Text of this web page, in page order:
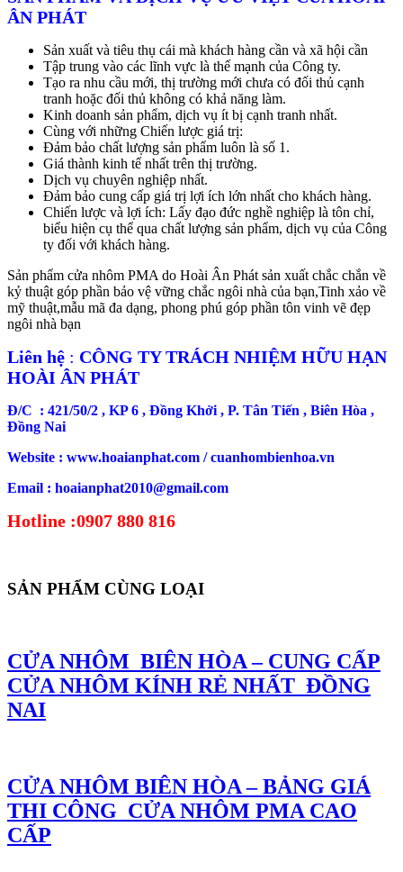
ÂN PHÁT
Sản xuất và tiêu thụ cái mà khách hàng cần và xã hội cần
Tập trung vào các lĩnh vực là thế mạnh của Công ty.
Tạo ra nhu cầu mới, thị trường mới chưa có đối thủ cạnh
tranh hoặc đối thủ không có khả năng làm.
Kinh doanh sản phẩm, dịch vụ ít bị cạnh tranh nhất.
Cùng với những Chiến lược giá trị:
Đảm bảo chất lượng sản phẩm luôn là số 1.
Giá thành kinh tế nhất trên thị trường.
Dịch vụ chuyên nghiệp nhất.
Đảm bảo cung cấp giá trị lợi ích lớn nhất cho khách hàng.
Chiến lược và lợi ích: Lấy đạo đức nghề nghiệp là tôn chỉ,
biểu hiện cụ thể qua chất lượng sản phẩm, dịch vụ của Công
ty đối với khách hàng.
Sản phẩm cửa nhôm PMA do Hoài Ân Phát sản xuất chắc chắn về
kỷ thuật góp phần bảo vệ vững chắc ngôi nhà của bạn,Tinh xảo về
mỹ thuật,mẫu mã đa dạng, phong phú góp phần tôn vinh vẽ đẹp
ngôi nhà bạn
Liên hệ : CÔNG TY TRÁCH NHIỆM HỮU HẠN
HOÀI ÂN PHÁT
Đ/C : 421/50/2 , KP 6 , Đồng Khởi , P. Tân Tiến , Biên Hòa ,
Đồng Nai
Website : www.hoaianphat.com / cuanhombienhoa.vn
Email : hoaianphat2010@gmail.com
Hotline :0907 880 816
SẢN PHẨM CÙNG LOẠI
CỬA NHÔM BIÊN HÒA – CUNG CẤP
CỬA NHÔM KÍNH RẺ NHẤT ĐỒNG
NAI
CỬA NHÔM BIÊN HÒA – BẢNG GIÁ
THI CÔNG CỬA NHÔM PMA CAO
CẤP